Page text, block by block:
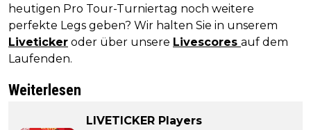
heutigen Pro Tour-Turniertag noch weitere
perfekte Legs geben? Wir halten Sie in unserem
Liveticker oder über unsere Livescores auf dem
Laufenden.
Weiterlesen
LIVETICKER Players